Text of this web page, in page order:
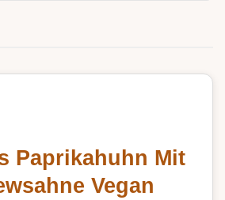
Paprikahuhn Mit
Vegan